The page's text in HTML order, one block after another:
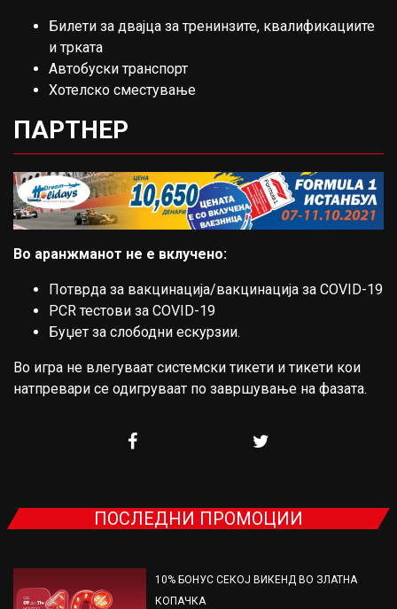
Билети за двајца за тренинзите, квалификациите
и трката
Автобуски транспорт
Хотелско сместување
ПАРТНЕР
Во аранжманот не е вклучено:
Потврда за вакцинација/вакцинација за COVID-19
PCR тестови за COVID-19
Буџет за слободни ескурзии.
Во игра не влегуваат системски тикети и тикети кои
натпревари се одигруваат по завршување на фазата.
ПОСЛЕДНИ ПРОМОЦИИ
10% БОНУС СЕКОЈ ВИКЕНД ВО ЗЛАТНА
КОПАЧКА